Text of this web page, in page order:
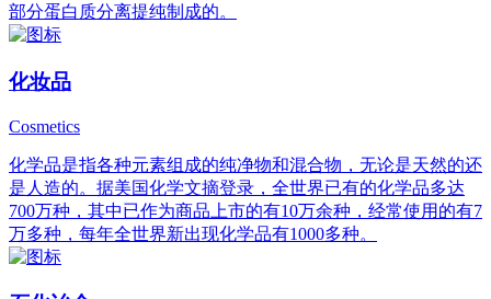
部分蛋白质分离提纯制成的。
化妆品
Cosmetics
化学品是指各种元素组成的纯净物和混合物，无论是天然的还
是人造的。据美国化学文摘登录，全世界已有的化学品多达
700万种，其中已作为商品上市的有10万余种，经常使用的有7
万多种，每年全世界新出现化学品有1000多种。